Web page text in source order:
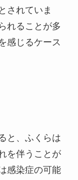
されていま
れることが多
感じるケース
と、ふくらは
を伴うことが
感染症の可能